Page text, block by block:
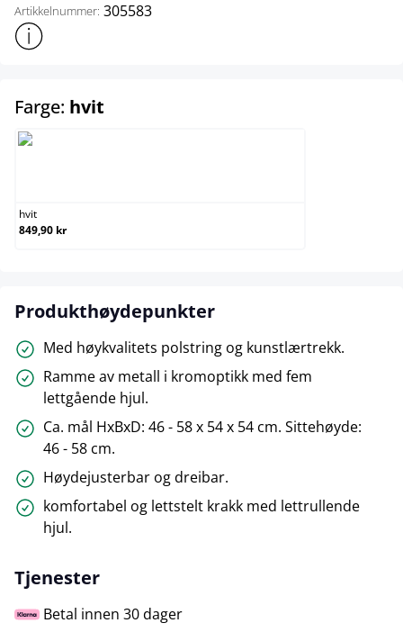
Artikkelnummer: 305583
Vis mer produktinformasjon
Farge: hvit
hvit
849,90 kr
Produkthøydepunkter
Med høykvalitets polstring og kunstlærtrekk.
Ramme av metall i kromoptikk med fem
lettgående hjul.
Ca. mål HxBxD: 46 - 58 x 54 x 54 cm. Sittehøyde:
46 - 58 cm.
Høydejusterbar og dreibar.
komfortabel og lettstelt krakk med lettrullende
hjul.
Tjenester
Betal innen 30 dager